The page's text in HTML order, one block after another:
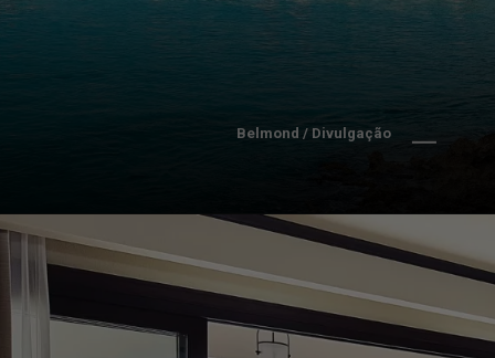
Belmond / Divulgação